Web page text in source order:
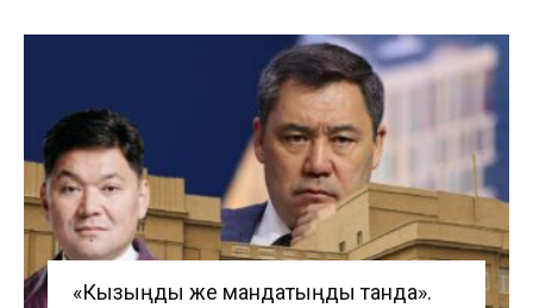
«Кызыңды же мандатыңды танда».